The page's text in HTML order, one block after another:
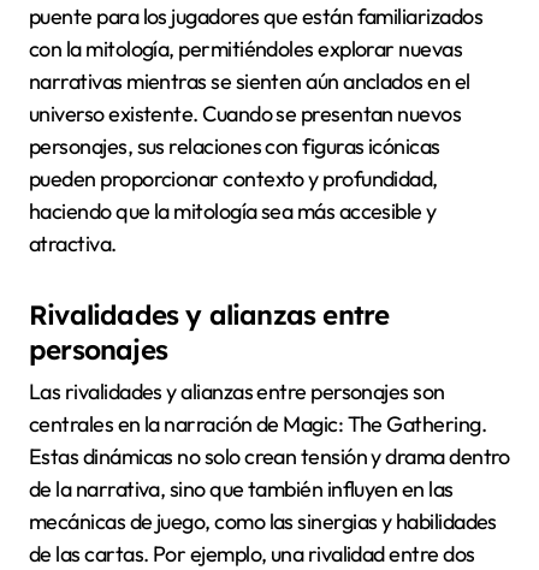
puente para los jugadores que están familiarizados
con la mitología, permitiéndoles explorar nuevas
narrativas mientras se sienten aún anclados en el
universo existente. Cuando se presentan nuevos
personajes, sus relaciones con figuras icónicas
pueden proporcionar contexto y profundidad,
haciendo que la mitología sea más accesible y
atractiva.
Rivalidades y alianzas entre
personajes
Las rivalidades y alianzas entre personajes son
centrales en la narración de Magic: The Gathering.
Estas dinámicas no solo crean tensión y drama dentro
de la narrativa, sino que también influyen en las
mecánicas de juego, como las sinergias y habilidades
de las cartas. Por ejemplo, una rivalidad entre dos